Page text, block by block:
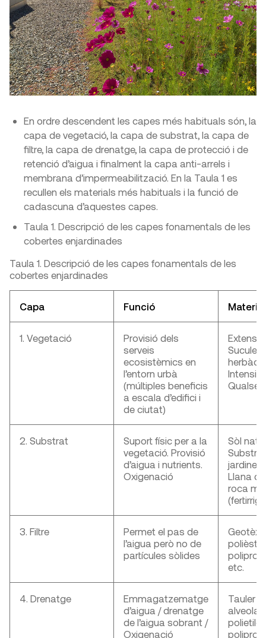
En ordre descendent les capes més habituals són, la
capa de vegetació, la capa de substrat, la capa de
filtre, la capa de drenatge, la capa de protecció i de
retenció d’aigua i finalment la capa anti-arrels i
membrana d’impermeabilització. En la Taula 1 es
recullen els materials més habituals i la funció de
cadascuna d’aquestes capes.
Taula 1. Descripció de les capes fonamentals de les
cobertes enjardinades
Taula 1. Descripció de les capes fonamentals de les
cobertes enjardinades
Capa Funció Material
1. Vegetació
Provisió dels
serveis
ecosistèmics en
l’entorn urbà
(múltiples beneficis
a escala d’edifici i
de ciutat)
2. Substrat
Suport físic per a la
vegetació. Provisió
d’aigua i nutrients.
Oxigenació
Sòl
Llana de
roca
3. Filtre
Permet el pas de
l’aigua però no de
partícules sòlides
etc.
4. Drenatge
Emmagatzematge
d’aigua / drenatge
de l’aigua sobrant /
Oxigenació
Tauler
alveolar
polietilè,